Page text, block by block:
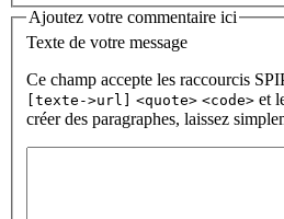
Ajoutez votre commentaire ici
Texte de votre message
Ce champ accepte les raccourcis
[texte->url]
<quote> <code> et
créer des paragraphes, laissez